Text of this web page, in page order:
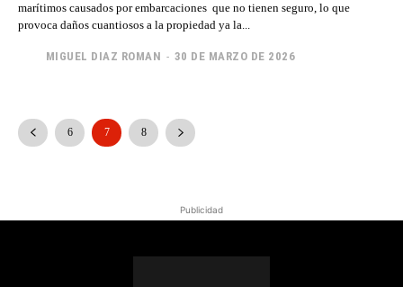
marítimos causados por embarcaciones que no tienen seguro, lo que
provoca daños cuantiosos a la propiedad ya la...
MIGUEL DIAZ ROMAN - 30 DE MARZO DE 2026
6 7 8
Publicidad